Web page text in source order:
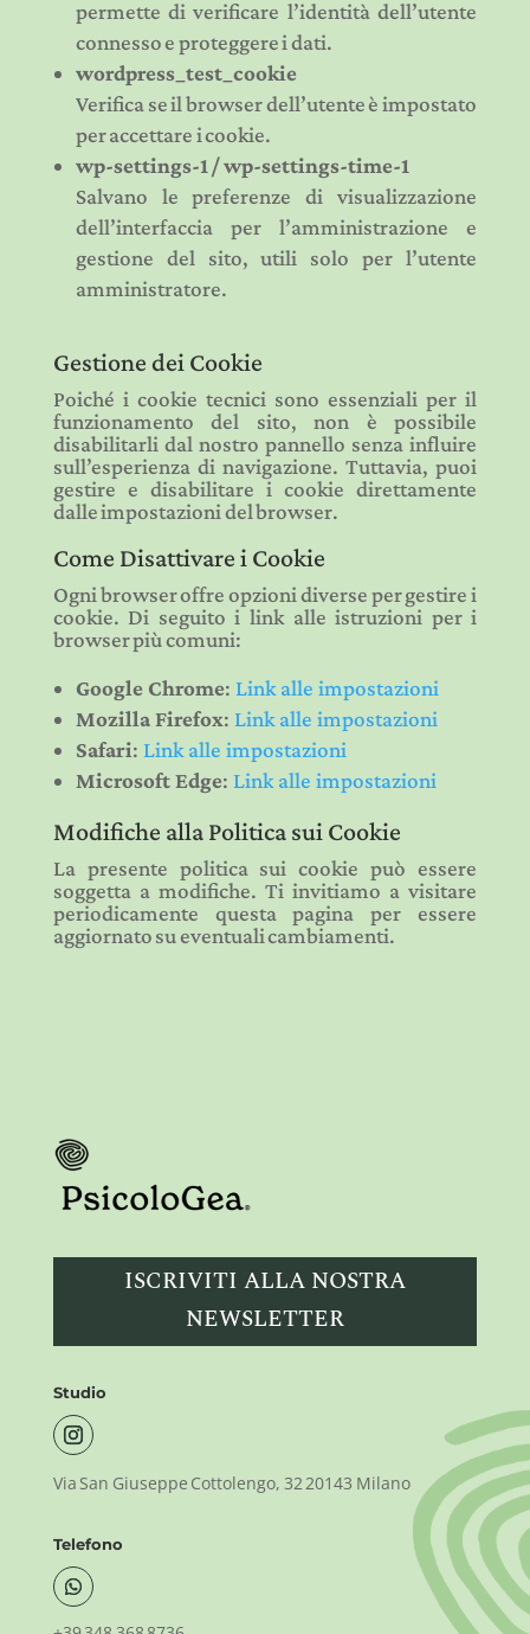
permette di verificare l’identità dell’utente
connesso e proteggere i dati.
wordpress_test_cookie
Verifica se il browser dell’utente è impostato
per accettare i cookie.
wp-settings-1 / wp-settings-time-1
Salvano le preferenze di visualizzazione
dell’interfaccia per l’amministrazione e
gestione del sito, utili solo per l’utente
amministratore.
Gestione dei Cookie
Poiché i cookie tecnici sono essenziali per il
funzionamento del sito, non è possibile
disabilitarli dal nostro pannello senza influire
sull’esperienza di navigazione. Tuttavia, puoi
gestire e disabilitare i cookie direttamente
dalle impostazioni del browser.
Come Disattivare i Cookie
Ogni browser offre opzioni diverse per gestire i
cookie. Di seguito i link alle istruzioni per i
browser più comuni:
Google Chrome: Linkalle impostazioni
Mozilla Firefox: Linkalle impostazioni
Safari: Linkalle impostazioni
Microsoft Edge: Linkalle impostazioni
Modifiche alla Politica sui Cookie
La presente politica sui cookie può essere
soggetta a modifiche. Ti invitiamo a visitare
periodicamente questa pagina per essere
aggiornato su eventuali cambiamenti.
ISCRIVITI ALLA NOSTRA
NEWSLETTER
Studio
Via San Giuseppe Cottolengo, 32 20143 Milano
Telefono